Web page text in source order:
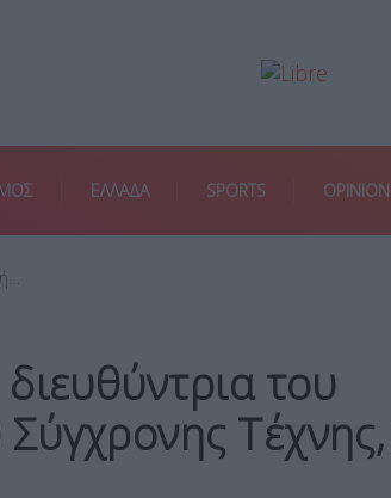
ΕΛΛΑΔΑ SPORTS
του